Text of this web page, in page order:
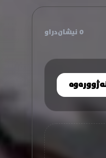
0 نیشان‌دراو